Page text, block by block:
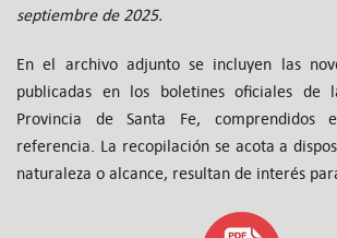
septiembre de 2025.
En el archivo adjunto se incluyen las
publicadas en los boletines oficiales
Provincia de Santa Fe,
referencia. La recopilación se acota a
naturaleza o alcance, resultan de interés